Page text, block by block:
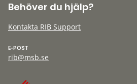
Behöver du hjälp?
Kontakta RIB Support
E-POST
rib@msb.se